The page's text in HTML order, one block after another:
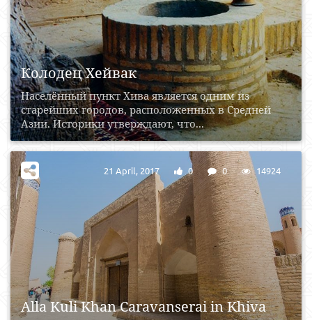
Колодец Хейвак
Населённый пункт Хива является одним из
старейших городов, расположенных в Средней
Азии. Историки утверждают, что...
Alla Kuli Khan Caravanserai in Khiva
21 April, 2017 0 0 14924